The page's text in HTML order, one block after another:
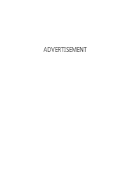
ADVERTISEMENT